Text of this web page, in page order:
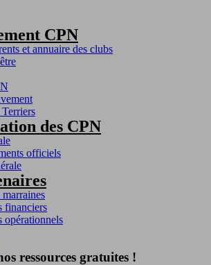
CPN
et annuaire des clubs
des CPN
officiels
financiers
opérationnels
ressources gratuites !